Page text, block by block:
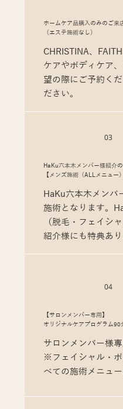
CHRISTINA、
ケアやボディケア
望の際にご予約く
ださい。
ホームケア品購入のみのご来
（エステ施術なし）
HaKu六本木メンバ
施術となります。
（脱毛・フェイシ
紹介様にも特典あり
HaKu六本木メンバー様紹介
【メンズ施術（ALLメニュー）
03
サロンメンバー様
※フェイシャル・
べての施術メニュー
【サロンメンバー専用】
オリジナルケアプログラム90
04